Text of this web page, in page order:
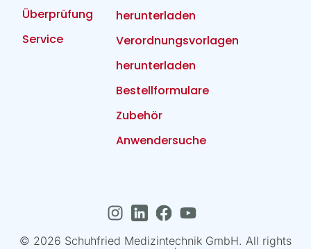
Überprüfung
Service
herunterladen
Verordnungsvorlagen
herunterladen
Bestellformulare
Zubehör
Anwendersuche
© 2026 Schuhfried Medizintechnik GmbH. All rights